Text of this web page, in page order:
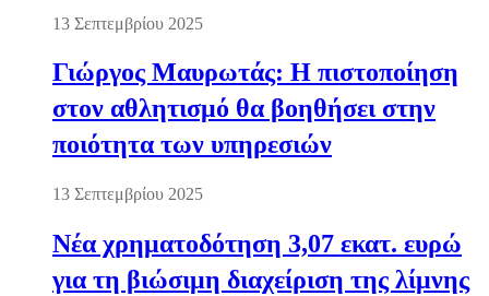
13 Σεπτεμβρίου 2025
Γιώργος Μαυρωτάς: Η πιστοποίηση
στον αθλητισμό θα βοηθήσει στην
ποιότητα των υπηρεσιών
13 Σεπτεμβρίου 2025
Νέα χρηματοδότηση 3,07 εκατ. ευρώ
για τη βιώσιμη διαχείριση της λίμνης